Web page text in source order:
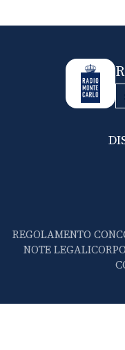
REGOLAMENTO
NOTE LEGALI